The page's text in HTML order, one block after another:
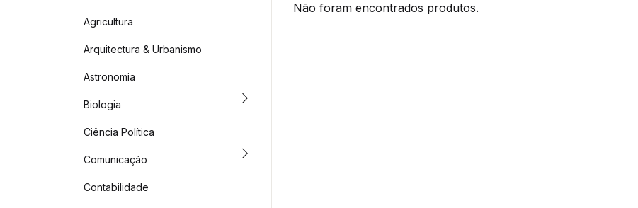
Não foram encontrados produtos.
Agricultura
Arquitectura & Urbanismo
Astronomia
Biologia
Ciência Política
Comunicação
Contabilidade